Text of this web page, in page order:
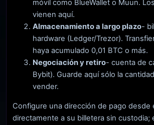
móvil como BlueWallet o Muun.
vienen aquí.
Almacenamiento a largo plazo-
hardware (Ledger/Trezor).
haya acumulado 0,01 BTC o más.
Negociación y retiro- cuenta de
Bybit). Guarde aquí sólo la
vender.
Configure una dirección de pago desde
directamente a su billetera sin custodia;